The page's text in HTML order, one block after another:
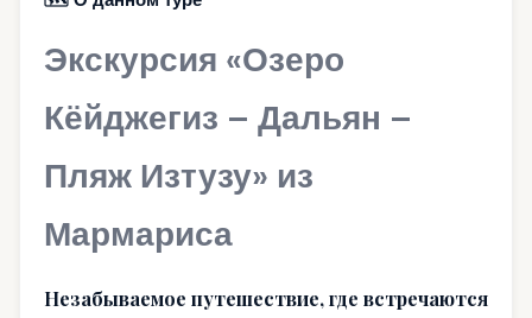
Экскурсия «Озеро
Кёйджегиз – Дальян –
Пляж Изтузу» из
Мармариса
Незабываемое путешествие, где встречаются